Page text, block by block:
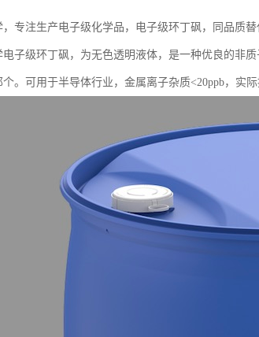
，专注生产电子级化学品，电子级环丁砜，同品质
电子级环丁砜，为无色透明液体，是一种优良的非
个。可用于半导体行业，金属离子杂质<20ppb，实